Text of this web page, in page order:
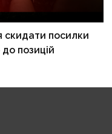
скидати посилки
позицій